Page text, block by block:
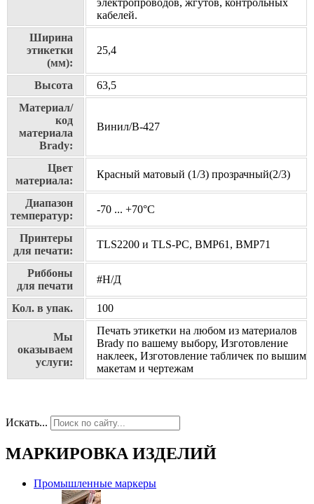
электропроводов, жгутов, контрольных
кабелей.
Ширина
этикетки
(мм):
25,4
Высота
63,5
Материал/
код
материала
Brady:
Винил/В-427
Цвет
материала:
Красный матовый (1/3) прозрачный(2/3)
Диапазон
температур:
-70 ... +70°С
Принтеры
для печати:
TLS2200 и TLS-PC, BMP61, BMP71
Риббоны
для печати
#Н/Д
Кол. в упак. 100
Мы
оказываем
услуги:
Печать этикетки на любом из материалов
Brady по вашему выбору, Изготовление
наклеек, Изготовление табличек по вышим
макетам и чертежам
Искать...
МАРКИРОВКА ИЗДЕЛИЙ
Промышленные маркеры